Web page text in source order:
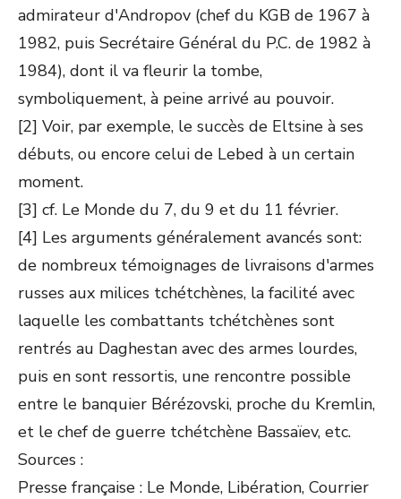
admirateur d'Andropov (chef du KGB de 1967 à
1982, puis Secrétaire Général du P.C. de 1982 à
1984), dont il va fleurir la tombe,
symboliquement, à peine arrivé au pouvoir.
[2] Voir, par exemple, le succès de Eltsine à ses
débuts, ou encore celui de Lebed à un certain
moment.
[3] cf. Le Monde du 7, du 9 et du 11 février.
[4] Les arguments généralement avancés sont:
de nombreux témoignages de livraisons d'armes
russes aux milices tchétchènes, la facilité avec
laquelle les combattants tchétchènes sont
rentrés au Daghestan avec des armes lourdes,
puis en sont ressortis, une rencontre possible
entre le banquier Bérézovski, proche du Kremlin,
et le chef de guerre tchétchène Bassaïev, etc.
Sources :
Presse française : Le Monde, Libération, Courrier